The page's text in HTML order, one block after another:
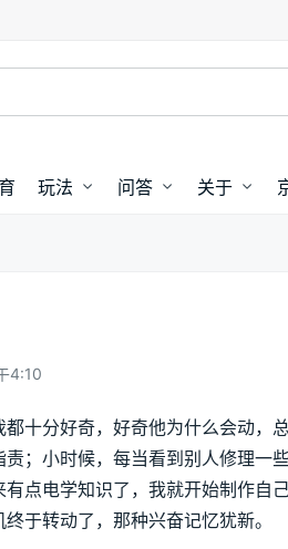
玩法 问答 关于
4:10
十分好奇，好奇他为什么会动，
；小时候，每当看到别人修理一
点电学知识了，我就开始制作自
于转动了，那种兴奋记忆犹新。